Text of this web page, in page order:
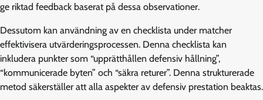
ge riktad feedback baserat på dessa observationer.
Dessutom kan användning av en checklista under matcher
effektivisera utvärderingsprocessen. Denna checklista kan
inkludera punkter som “upprätthållen defensiv hållning”,
“kommunicerade byten” och “säkra returer”. Denna strukturerade
metod säkerställer att alla aspekter av defensiv prestation beaktas.